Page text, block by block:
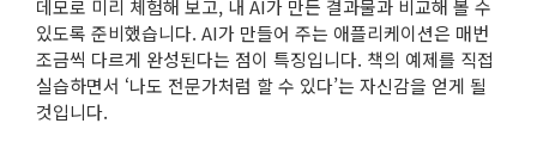
데모로 미리 체험해 보고, 내 AI가 만든 결과물과 비교해 볼 수
있도록 준비했습니다. AI가 만들어 주는 애플리케이션은 매번
조금씩 다르게 완성된다는 점이 특징입니다. 책의 예제를 직접
실습하면서 ‘나도 전문가처럼 할 수 있다’는 자신감을 얻게 될
것입니다.